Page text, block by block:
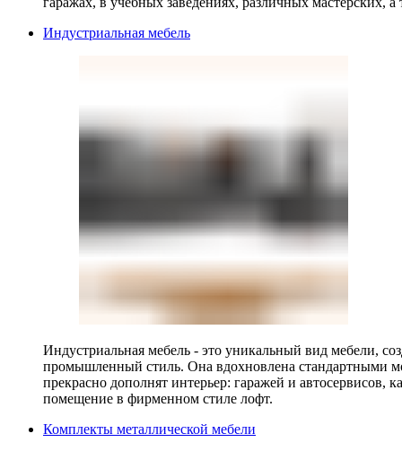
Индустриальная мебель
Индустриальная мебель - это уникальный вид мебели,
промышленный стиль. Она вдохновлена стандартными
прекрасно дополнят интерьер: гаражей и автосервисов,
помещение в фирменном стиле лофт.
Комплекты металлической мебели